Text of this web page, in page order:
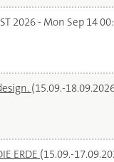
2026 - Mon Sep 14
(15.09.-
ERDE (15.09.-